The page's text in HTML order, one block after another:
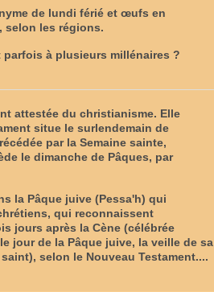
de lundi férié et œufs en
selon les régions.
à plusieurs millénaires ?
attestée du christianisme. Elle
situe le surlendemain de
par la Semaine sainte,
le dimanche de Pâques, par
la Pâque juive (Pessa'h) qui
qui reconnaissent
jours après la Cène (célébrée
jour de la Pâque juive, la veille de sa
selon le Nouveau Testament....